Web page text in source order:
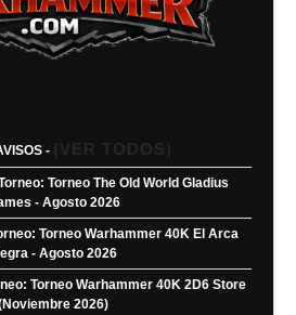
- (VER TODOS)
Torneo The Old World Gladius
- Agosto 2026
Torneo Warhammer 40K El Arca
- Agosto 2026
Torneo Warhammer 40K 2D6 Store
2026)